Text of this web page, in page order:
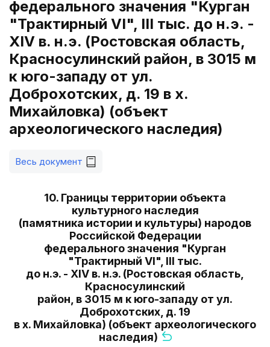
федерального значения "Курган
"Трактирный VI", III тыс. до н.э. -
XIV в. н.э. (Ростовская область,
Красносулинский район, в 3015 м
к юго-западу от ул.
Доброхотских, д. 19 в х.
Михайловка) (объект
археологического наследия)
Весь документ
10. Границы территории объекта
культурного наследия
(памятника истории и культуры) народов
Российской Федерации
федерального значения "Курган
"Трактирный VI", III тыс.
до н.э. - XIV в. н.э. (Ростовская область,
Красносулинский
район, в 3015 м к юго-западу от ул.
Доброхотских, д. 19
в х. Михайловка) (объект археологического
наследия)